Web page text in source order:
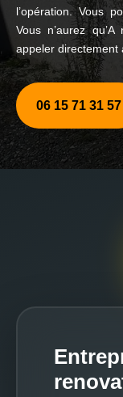
l’opération. Vous
Vous n’aurez
appeler directement
06 15 71 31 57